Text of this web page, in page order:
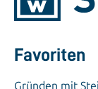
Favoriten
Gründen mit